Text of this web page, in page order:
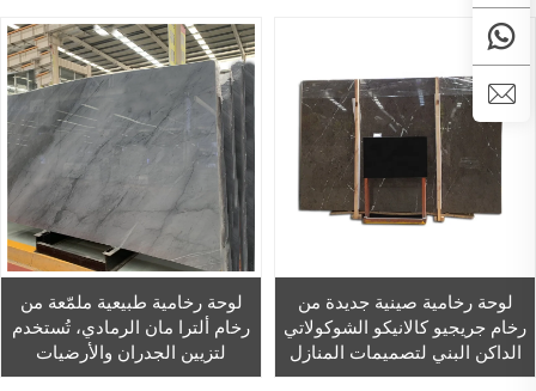
لوحة رخامية صينية جديدة من
رخام جريجيو كالانيكو الشوكولاتي
الداكن البني لتصميمات المنازل
الداخلية
لوحة رخامية طبيعية ملمّعة من
رخام ألترا مان الرمادي، تُستخدم
لتزيين الجدران والأرضيات
الداخلية.